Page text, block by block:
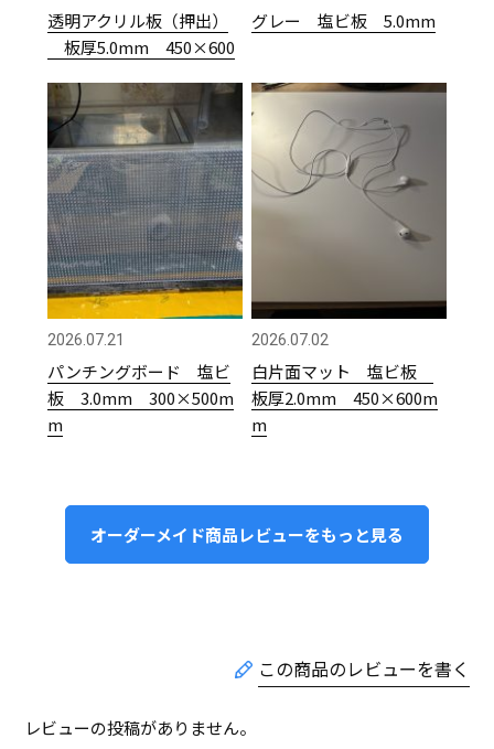
透明アクリル板（押出）
板厚5.0mm 450×600
グレー 塩ビ板 5.0mm
2026.07.21
パンチングボード 塩ビ
板 3.0mm 300×500m
m
2026.07.02
白片面マット 塩ビ板
板厚2.0mm 450×600m
m
オーダーメイド商品レビューをもっと見る
レビューの投稿がありません。